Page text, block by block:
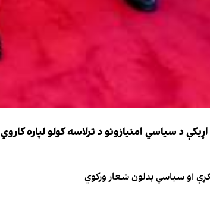
د سیاسي امتیازونو د ترلاسه کولو لپاره کاروي
او سیاسي بدلون شعار ورکوي